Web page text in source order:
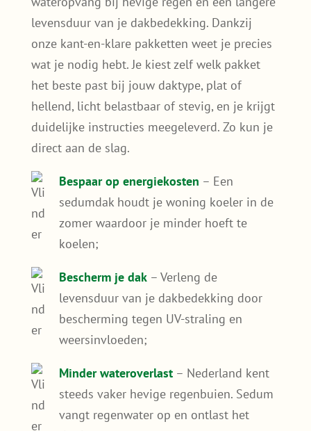
Waarom kiezen voor een
sedumdak in Hellevoetsluis?
Een groendak is niet alleen mooi, het draagt
ook bij aan verkoeling in de zomer,
wateropvang bij hevige regen en een langere
onze kant-en-klare pakketten weet je precies
wat je nodig hebt. Je kiest zelf welk pakket
het beste past bij jouw daktype, plat of
hellend, licht belastbaar of stevig, en je krijgt
duidelijke instructies meegeleverd. Zo kun je
direct aan de slag.
Bespaar op energiekosten– Een